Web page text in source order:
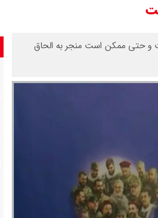
و حتی ممکن است منجر به الحاق